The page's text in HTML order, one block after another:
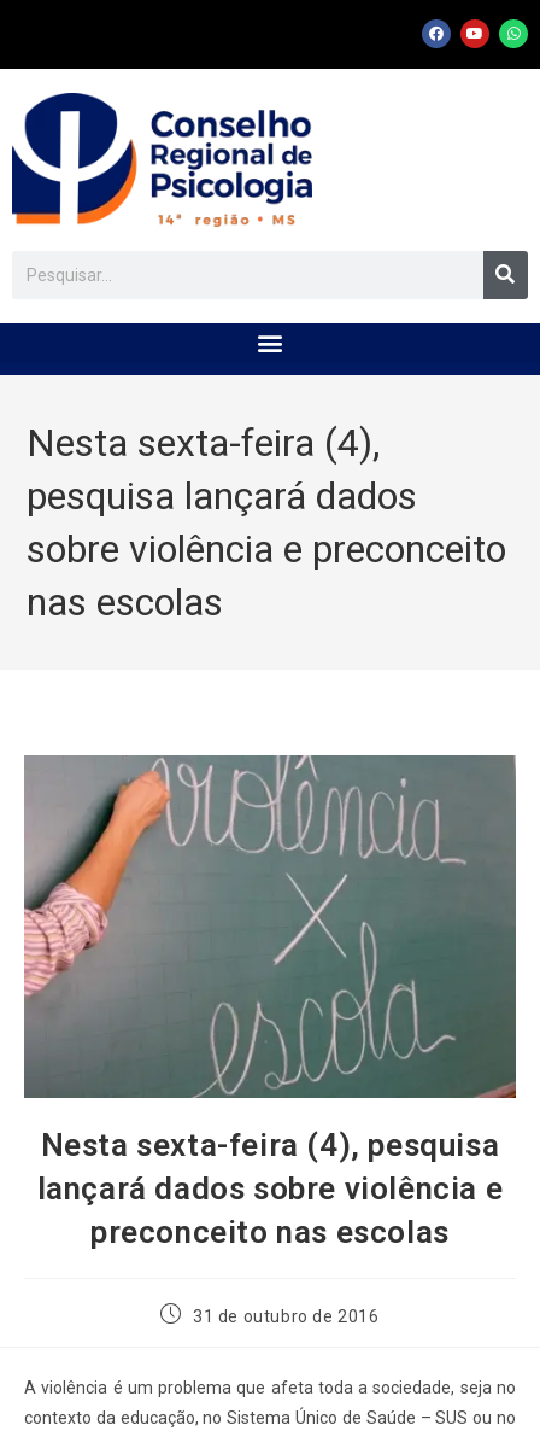
Nesta sexta-feira (4),
pesquisa lançará dados
sobre violência e preconceito
nas escolas
Nesta sexta-feira (4), pesquisa
lançará dados sobre violência e
preconceito nas escolas
31 de outubro de 2016
A violência é um problema que afeta toda a sociedade, seja no
contexto da educação, no Sistema Único de Saúde – SUS ou no